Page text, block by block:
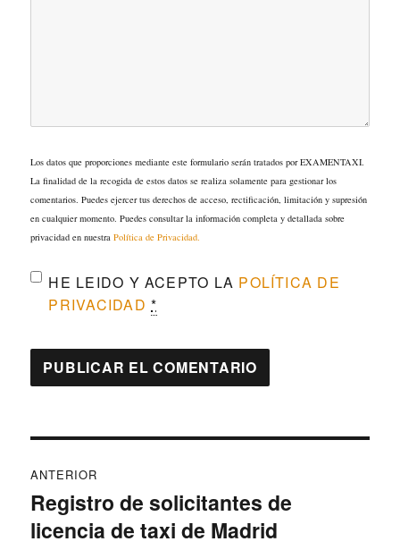
Los datos que proporciones mediante este formulario serán tratados por EXAMENTAXI.
La finalidad de la recogida de estos datos se realiza solamente para gestionar los
comentarios. Puedes ejercer tus derechos de acceso, rectificación, limitación y supresión
en cualquier momento. Puedes consultar la información completa y detallada sobre
privacidad en nuestraPolítica de Privacidad.
HE LEIDO Y ACEPTO LA POLÍTICA DE
PRIVACIDAD *
de
entradas
ANTERIOR
Entrada
anterior:
Registro de solicitantes de
licencia de taxi de Madrid